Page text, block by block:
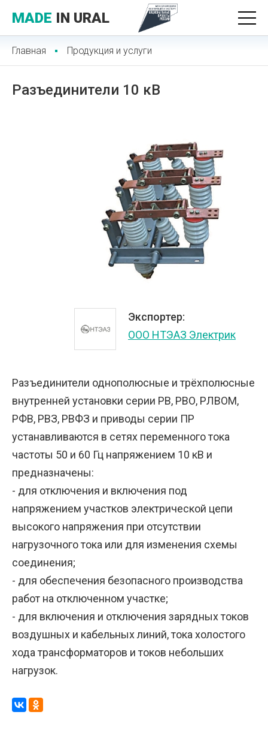
MADE IN URAL
Главная Продукция и услуги
Разъединители 10 кВ
Экспортер:
ООО НТЭАЗ Электрик
Разъединители однополюсные и трёхполюсные
внутренней установки серии РВ, РВО, РЛВОМ,
РФВ, РВЗ, РВФЗ и приводы серии ПР
устанавливаются в сетях переменного тока
частоты 50 и 60 Гц напряжением 10 кВ и
предназначены:
- для отключения и включения под
напряжением участков электрической цепи
высокого напряжения при отсутствии
нагрузочного тока или для изменения схемы
соединения;
- для обеспечения безопасного производства
работ на отключенном участке;
- для включения и отключения зарядных токов
воздушных и кабельных линий, тока холостого
хода трансформаторов и токов небольших
нагрузок.